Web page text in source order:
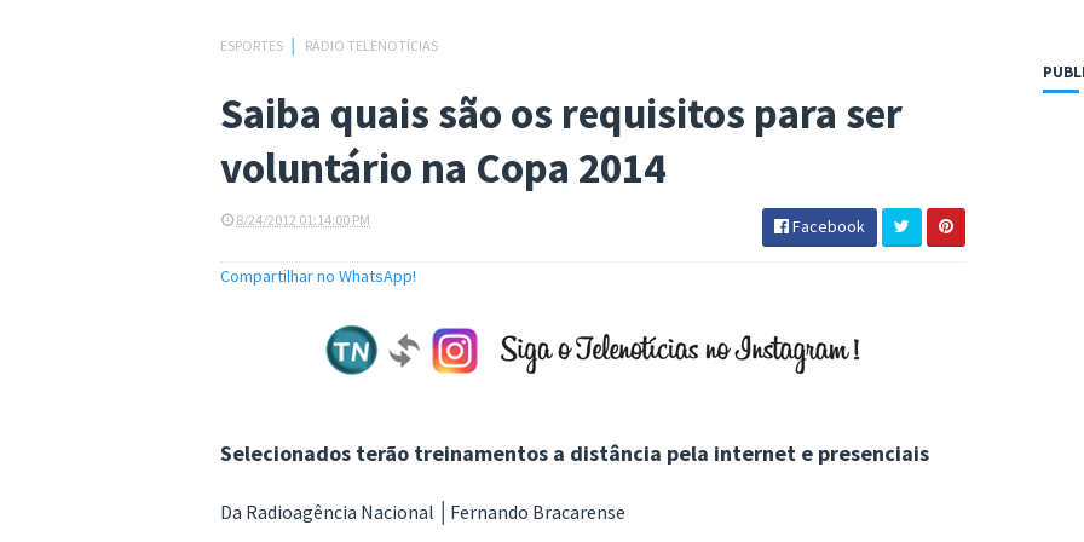
ESPORTES RÁDIO TELENOTÍCIAS
Saiba quais são os requisitos para ser
voluntário na Copa 2014
8/24/2012 01:14:00 PM Facebook
Compartilhar no WhatsApp!
Selecionados terão treinamentos a distância pela internet e presenciais
Da Radioagência Nacional │Fernando Bracarense